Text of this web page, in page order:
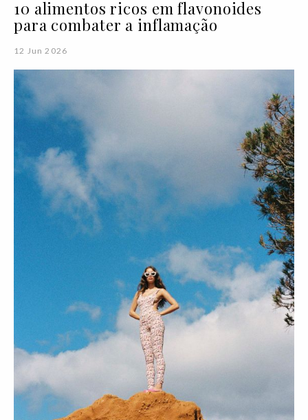
10 alimentos ricos em flavonoides
para combater a inflamação
12 Jun 2026